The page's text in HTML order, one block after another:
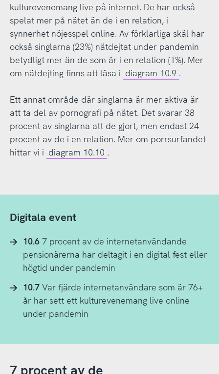
kulturevenemang live på internet. De har också
spelat mer på nätet än de i en relation, i
synnerhet nöjesspel online. Av förklarliga skäl har
också singlarna (23%) nätdejtat under pandemin
betydligt mer än de som är i en relation (1%). Mer
om nätdejting finns att läsa i diagram 10.9 .
Ett annat område där singlarna är mer aktiva är
att ta del av pornografi på nätet. Det svarar 38
procent av singlarna att de gjort, men endast 24
procent av de i en relation. Mer om porrsurfandet
hittar vi i diagram 10.10 .
Digitala event
10.67 procent av de internetanvändande
pensionärerna har deltagit i en digital fest eller
högtid under pandemin
10.7Var fjärde internetanvändare som är 76+
år har sett ett kulturevenemang live online
under pandemin
7 procent av de